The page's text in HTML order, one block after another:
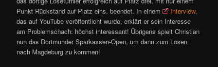
Punkt Rückstand auf Platz eins, beendet. In einem
Interview,
das auf YouTube veröffentlicht wurde, erklärt er sein Interesse
am Problemschach: höchst interessant! Übrigens spielt Christian
nun das Dortmunder Sparkassen-Open, um dann zum Lösen
nach Magdeburg zu kommen!